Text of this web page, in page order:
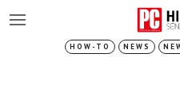
HOW-TO NEWS